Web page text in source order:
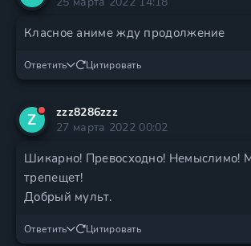
Класное аниме жду продолжение
Ответить Цитировать
Z
zzz8286zzz
27 марта 2022 00:02
Шикарно! Превосходно! Немыслимо!
трепещет!
Добрый мульт.
Ответить Цитировать